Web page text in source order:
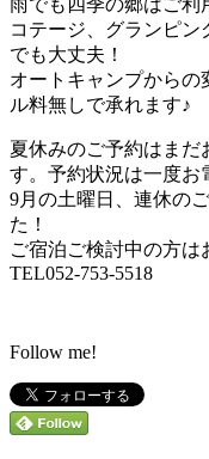
コテージ、グランピ
でも大丈夫！
オートキャンプからの
ル料無しで承れます♪
夏休みのご予約はまだ
す。予約状況は一度お
9月の土曜日、連休の
た！
ご宿泊ご検討中の方は
TEL052-753-5518
Follow me!